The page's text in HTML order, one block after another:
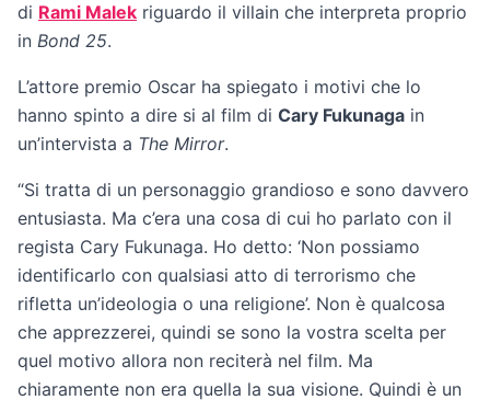
di Rami Malek riguardo il villain che interpreta proprio
in Bond 25.
L’attore premio Oscar ha spiegato i motivi che lo
hanno spinto a dire si al film di Cary Fukunaga in
un’intervista a The Mirror.
“Si tratta di un personaggio grandioso e sono davvero
entusiasta. Ma c’era una cosa di cui ho parlato con il
regista Cary Fukunaga. Ho detto: ‘Non possiamo
identificarlo con qualsiasi atto di terrorismo che
rifletta un’ideologia o una religione’. Non è qualcosa
che apprezzerei, quindi se sono la vostra scelta per
quel motivo allora non reciterà nel film. Ma
chiaramente non era quella la sua visione. Quindi è un